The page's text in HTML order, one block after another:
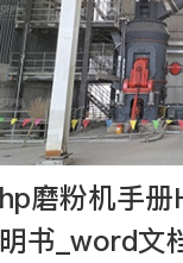
hp磨粉机手
明书_word文